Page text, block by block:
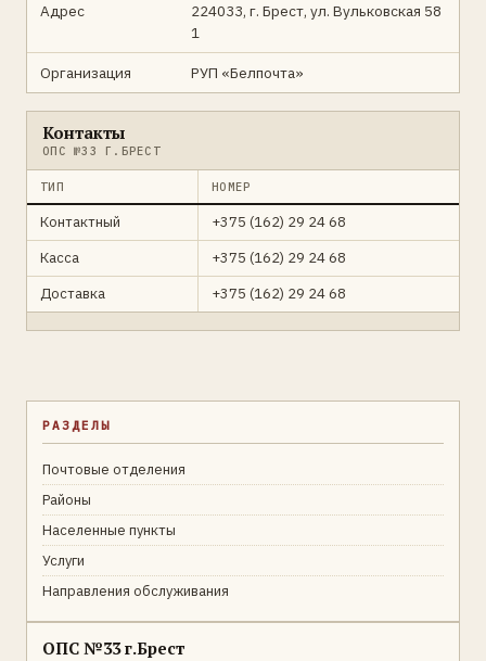
Адрес
224033, г. Брест, ул. Вульковская 58
1
Организация РУП «Белпочта»
Контакты
ОПС №33 Г.БРЕСТ
ТИП НОМЕР
Контактный
+375 (162) 29 24 68
Касса
+375 (162) 29 24 68
Доставка
+375 (162) 29 24 68
РАЗДЕЛЫ
Почтовые отделения
Районы
Населенные пункты
Услуги
Направления обслуживания
ОПС №33 г.Брест